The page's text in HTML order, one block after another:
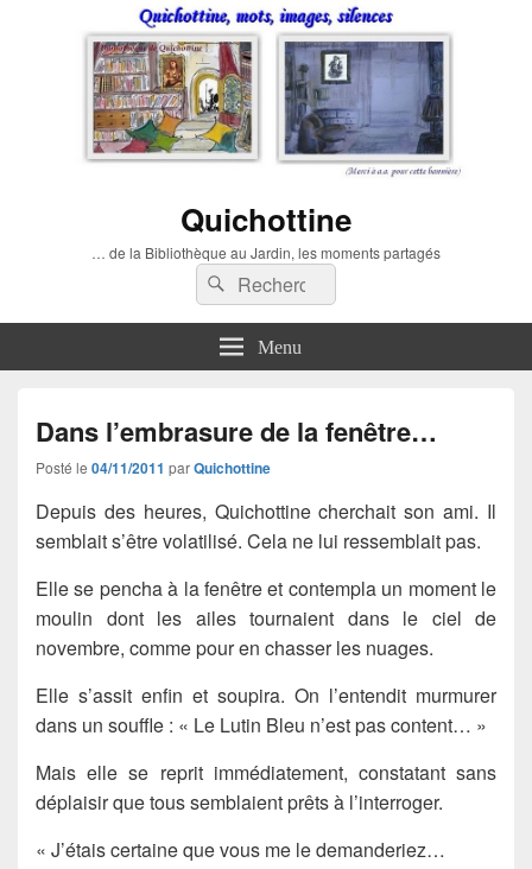
Quichottine
… de la Bibliothèque au Jardin, les moments partagés
Recherche :
Rechercher
Menu
Dans l’embrasure de la fenêtre…
Posté le 04/11/2011 parQuichottine
Depuis des heures, Quichottine cherchait son ami. Il
semblait s’être volatilisé. Cela ne lui ressemblait pas.
Elle se pencha à la fenêtre et contempla un moment le
moulin dont les ailes tournaient dans le ciel de
novembre, comme pour en chasser les nuages.
Elle s’assit enfin et soupira. On l’entendit murmurer
dans un souffle : « Le Lutin Bleu n’est pas content… »
Mais elle se reprit immédiatement, constatant sans
déplaisir que tous semblaient prêts à l’interroger.
« J’étais certaine que vous me le demanderiez…